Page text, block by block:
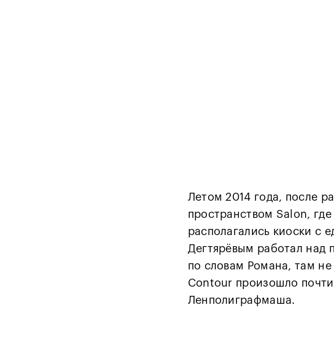
Летом 2014 года, после
пространством Salon,
располагались киоски с
Дегтярёвым работал над
по словам Романа, там не
Contour произошло
Ленполиграфмаша.